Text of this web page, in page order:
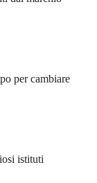
per cambiare
istituti